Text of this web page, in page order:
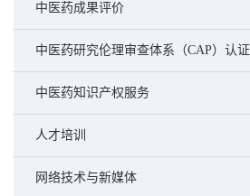
中医药成果评价
中医药研究伦理审查体系（CAP）认证
中医药知识产权服务
人才培训
网络技术与新媒体